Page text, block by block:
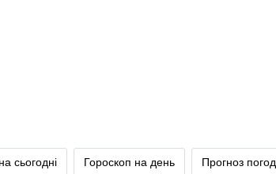
сьогодні Гороскоп на день Прогноз